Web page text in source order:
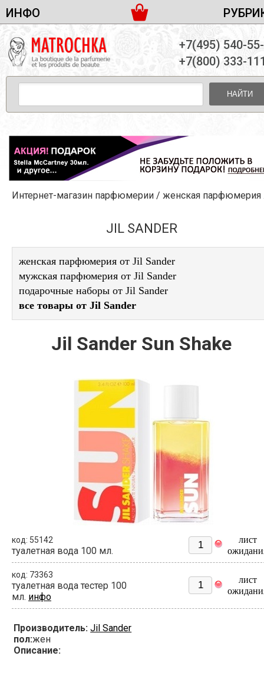
ИНФО
ДОСТАВКА И ОПЛАТА
ПАРТНЕРСТВО
КОНТАКТЫ
ЖЕНСКАЯ ПАРФЮМЕРИЯ
МУЖСКАЯ ПАРФЮМЕРИЯ
УНИСЕКС ПАРФЮМЕРИЯ
ЖЕНСКИЕ НАБОРЫ
МУЖСКИЕ НАБОРЫ
УНИСЕКС НАБОРЫ
УХОД ЗА ЛИЦОМ
УХОД ЗА ТЕЛОМ
ДЕКОРАТИВНАЯ КОСМЕТИКА
+7(495) 540-
+7(800) 333-
НАЙТИ
Интернет-магазин парфюмерии / женская парфюмерия
JIL SANDER
женская парфюмерия от Jil Sander
мужская парфюмерия от Jil Sander
подарочные наборы от Jil Sander
все товары от Jil Sander
Jil Sander Sun Shake
код: 55142
туалетная вода 100 мл.
лист
код: 73363
туалетная вода тестер 100
мл. инфо
лист
Производитель: Jil Sander
пол:жен
Описание: